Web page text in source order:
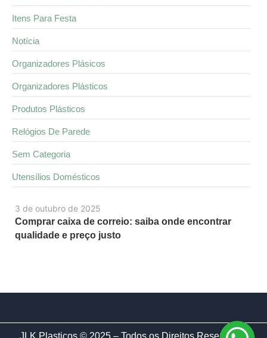
3 de outubro de 2025
Comprar caixa de correio: saiba onde encontrar
qualidade e preço justo
Itens Para Festa
Notícia
Organizadores Plásicos
Organizadores Plásticos
Produtos Plásticos
Relógios De Parede
Sem Categoria
Utensílios Domésticos